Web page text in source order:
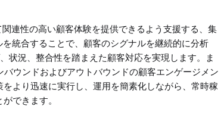
連性の高い顧客体験を提供できるよう支援する、集
統合することで、顧客のシグナルを継続的に分析
状況、整合性を踏まえた顧客対応を実現します。ま
バウンドおよびアウトバウンドの顧客エンゲージメン
より迅速に実行し、運用を簡素化しながら、常時稼
できます。